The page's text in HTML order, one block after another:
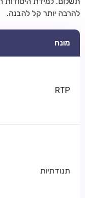
להרבה יותר קל להבנה.
מונח
RTP
תנודתיות